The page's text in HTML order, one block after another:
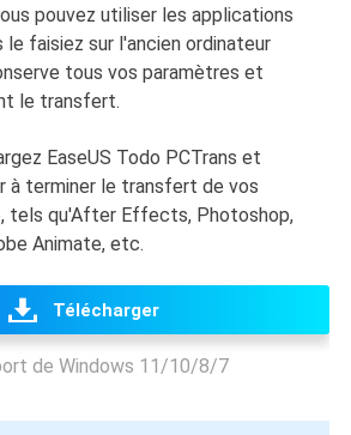
pouvez utiliser les applications
faisiez sur l'ancien ordinateur
tous vos paramètres et
le transfert.
EaseUS Todo PCTrans et
à terminer le transfert de vos
tels qu'After Effects, Photoshop,
Animate, etc.
Télécharger
de Windows 11/10/8/7